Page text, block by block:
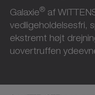
Galaxie® af
vedligeholdelsesfri,
ekstremt højt
uovertruffen